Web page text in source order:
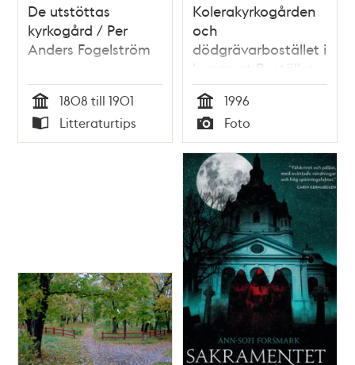
De utstöttas
kyrkogård / Per
Anders Fogelström
Tid
1808 till 1901
Typ
Litteraturtips
Kolerakyrkogården
och
dödgrävarbostället i
kvarteret Bostället
vid Skansbacken,
vintertid
Tid
1996
Typ
Foto